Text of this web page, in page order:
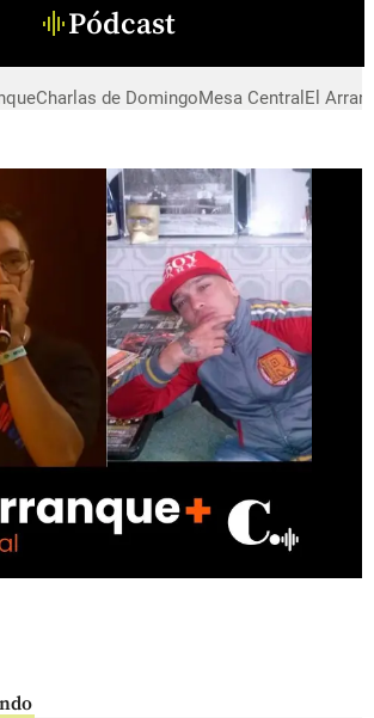
graphic_eqPódcast
Charlas de DomingoMesa Central El